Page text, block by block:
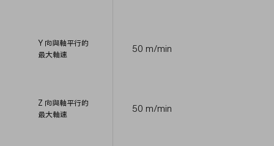
Y 向與軸平行的
最大軸速
Z 向與軸平行的
最大軸速
50 m/min
50 m/min